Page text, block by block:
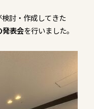
討・作成してきた
発表会を行いました。